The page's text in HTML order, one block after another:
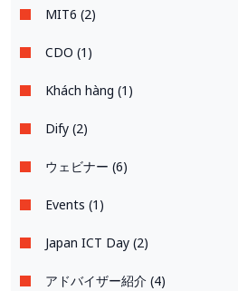
MIT6 (2)
CDO (1)
Khách hàng (1)
Dify (2)
ウェビナー (6)
Events (1)
Japan ICT Day (2)
アドバイザー紹介 (4)